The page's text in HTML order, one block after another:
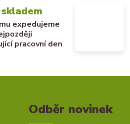
expedujeme
pracovní den
Odběr novinek